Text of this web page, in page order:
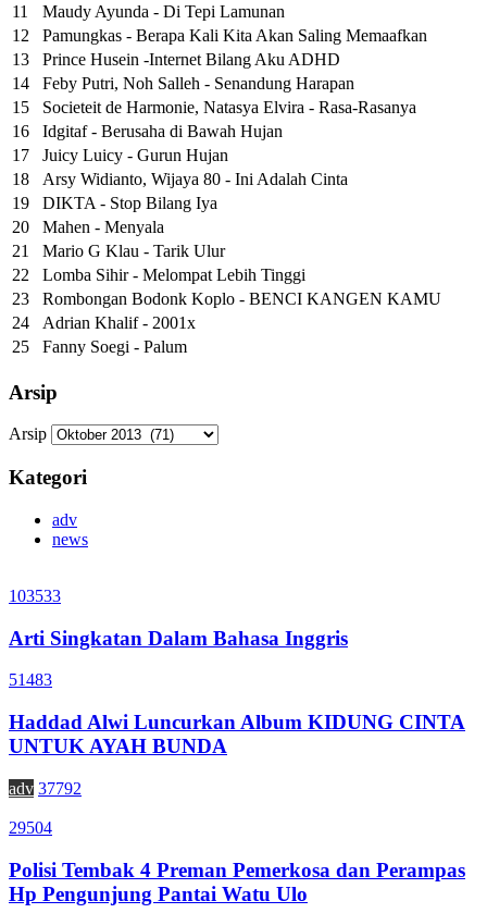
11
Maudy Ayunda - Di Tepi Lamunan
12
Pamungkas - Berapa Kali Kita Akan Saling Memaafkan
13
Prince Husein -Internet Bilang Aku ADHD
14
Feby Putri, Noh Salleh - Senandung Harapan
15
Societeit de Harmonie, Natasya Elvira - Rasa-Rasanya
16
Idgitaf - Berusaha di Bawah Hujan
17
Juicy Luicy - Gurun Hujan
18
Arsy Widianto, Wijaya 80 - Ini Adalah Cinta
19
DIKTA - Stop Bilang Iya
20
Mahen - Menyala
21
Mario G Klau - Tarik Ulur
22
Lomba Sihir - Melompat Lebih Tinggi
23
Rombongan Bodonk Koplo - BENCI KANGEN KAMU
24
Adrian Khalif - 2001x
25
Fanny Soegi - Palum
Arsip
Arsip
Kategori
adv
news
103533
Arti Singkatan Dalam Bahasa Inggris
51483
Haddad Alwi Luncurkan Album KIDUNG CINTA
UNTUK AYAH BUNDA
adv 37792
29504
Polisi Tembak 4 Preman Pemerkosa dan Perampas
Hp Pengunjung Pantai Watu Ulo